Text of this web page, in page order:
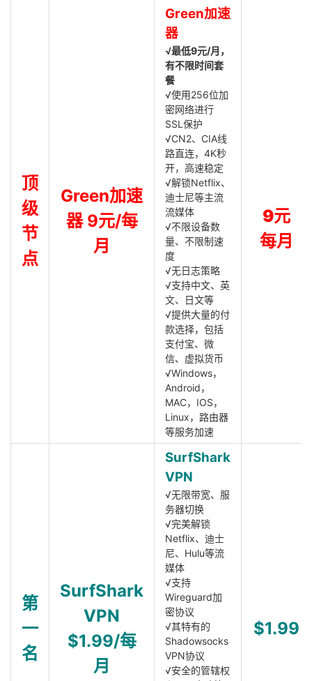
顶
级
节
点
Green加速
器 9元/每
月
Green加速
器
√最低9元/月，
有不限时间套
餐
√使用256位加
密网络进行
SSL保护
√CN2、CIA线
路直连，4K秒
开，高速稳定
√解锁Netflix、
迪士尼等主流
流媒体
√不限设备数
量、不限制速
度
√无日志策略
√支持中文、英
文、日文等
√提供大量的付
款选择，包括
支付宝、微
信、虚拟货币
√Windows，
Android，
MAC，IOS，
Linux，路由器
等服务加速
9元
每月
第
一
名
SurfShark
VPN
$1.99/每
月
SurfShark
VPN
√无限带宽、服
务器切换
√完美解锁
Netflix、迪士
尼、Hulu等流
媒体
√支持
Wireguard加
密协议
√其特有的
Shadowsocks
VPN协议
√安全的管辖权
$1.99